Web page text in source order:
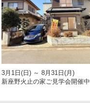
3月1日(日) ～ 8月31日(月)
新座野火止の家ご見学会開催中